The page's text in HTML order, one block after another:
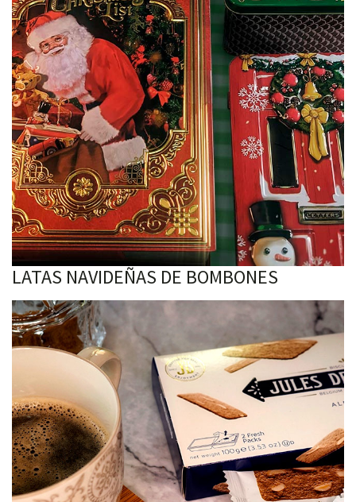
LATAS NAVIDEÑAS DE BOMBONES